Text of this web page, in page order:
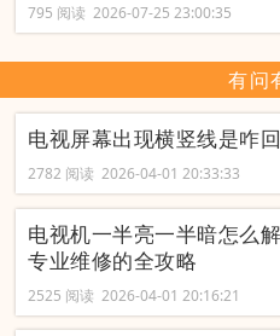
795 阅读 2026-07-25 23:00:35
有问
电视屏幕出现横竖线是咋
2782 阅读 2026-04-01 20:33:33
电视机一半亮一半暗怎么
专业维修的全攻略
2525 阅读 2026-04-01 20:16:21